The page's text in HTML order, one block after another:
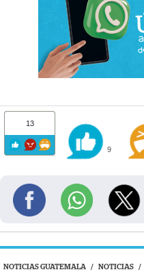
13
9
NOTICIAS GUATEMALA / NOTICIAS /